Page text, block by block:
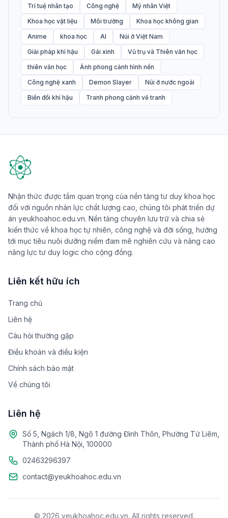
Trí tuệ nhân tạo Công nghệ
Mỹ nhân Việt
Khoa học vật liệu
Môi trường
Khoa học không gian
Anime
khoa học AI
Núi ở Việt Nam
Giải pháp khí hậu
Gái xinh
Vũ trụ và Thiên văn học
thiên văn học
Ảnh phong cảnh hình nền
Công nghệ xanh
Demon Slayer
Núi ở nước ngoài
Biến đổi khí hậu
Tranh phong cảnh vẽ tranh
Nhận thức được tầm quan trọng của nền tảng tư duy khoa học
đối với nguồn nhân lực chất lượng cao, chúng tôi phát triển dự
án yeukhoahoc.edu.vn. Nền tảng chuyên lưu trữ và chia sẻ
kiến thức về khoa học tự nhiên, công nghệ và đời sống, hướng
tới mục tiêu nuôi dưỡng niềm đam mê nghiên cứu và nâng cao
năng lực tư duy logic cho cộng đồng.
Liên kết hữu ích
Trang chủ
Liên hệ
Câu hỏi thường gặp
Điều khoản và điều kiện
Chính sách bảo mật
Về chúng tôi
Liên hệ
Số 5, Ngách 1/8, Ngõ 1 đường Đình Thôn, Phường Từ Liêm,
Thành phố Hà Nội, 100000
02463296397
contact@yeukhoahoc.edu.vn
© 2026 yeukhoahoc.edu.vn. All rights reserved.